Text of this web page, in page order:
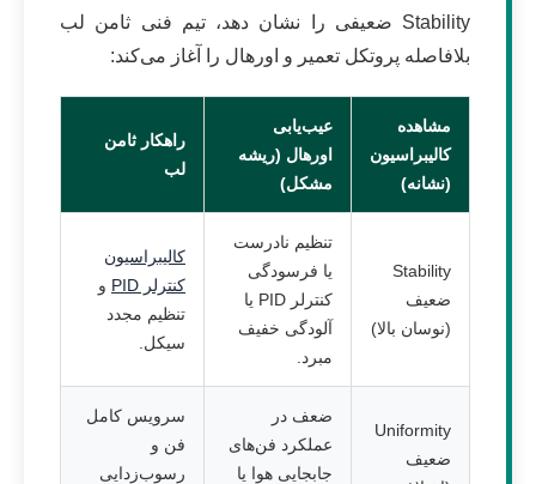
Stability ضعیفی را نشان دهد، تیم فنی ثامن لب
بلافاصله پروتکل تعمیر و اورهال را آغاز می‌کند:
مشاهده
کالیبراسیون
(نشانه)
عیب‌یابی
اورهال (ریشه
مشکل)
راهکار ثامن
لب
Stability
ضعیف
(نوسان بالا)
تنظیم نادرست
یا فرسودگی
کنترلر PID یا
آلودگی خفیف
مبرد.
کالیبراسیون
کنترلر PID
و
تنظیم مجدد
سیکل.
Uniformity
ضعیف
ضعف در
عملکرد فن‌های
جابجایی هوا یا
سرویس کامل
فن و
رسوب‌زدایی